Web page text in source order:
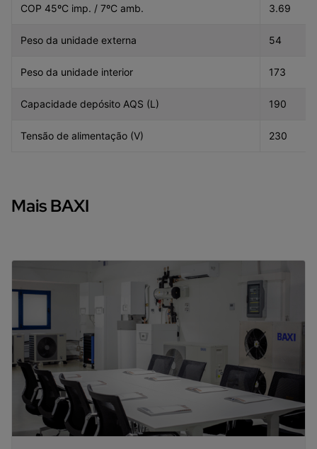
COP 45ºC imp. / 7ºC amb. 3.69
Peso da unidade externa 54
Peso da unidade interior 173
Capacidade depósito AQS (L) 190
Tensão de alimentação (V) 230
Mais BAXI